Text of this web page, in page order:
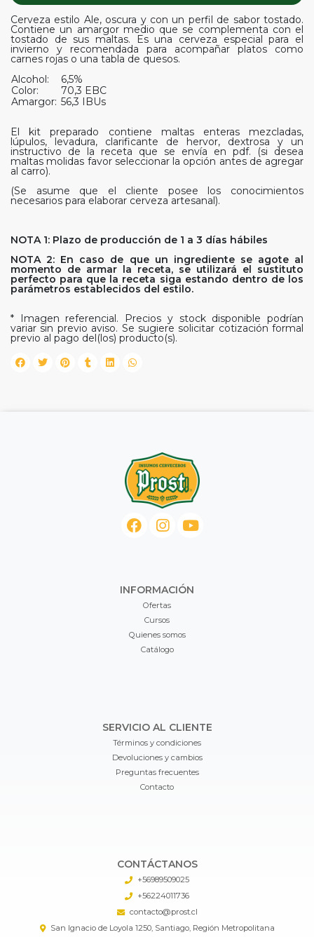
Cerveza estilo Ale, oscura y con un perfil de sabor tostado.
Contiene un amargor medio que se complementa con el
tostado de sus maltas. Es una cerveza especial para el
invierno y recomendada para acompañar platos como
carnes rojas o una tabla de quesos.
Alcohol:
6,5%
Color:
70,3 EBC
Amargor: 56,3 IBUs
El kit preparado contiene maltas enteras mezcladas,
lúpulos, levadura, clarificante de hervor, dextrosa y un
instructivo de la receta que se envía en pdf. (si desea
maltas molidas favor seleccionar la opción antes de agregar
al carro).
(Se asume que el cliente posee los conocimientos
necesarios para elaborar cerveza artesanal).
NOTA 1: Plazo de producción de 1 a 3 días hábiles
NOTA 2: En caso de que un ingrediente se agote al
momento de armar la receta, se utilizará el sustituto
perfecto para que la receta siga estando dentro de los
parámetros establecidos del estilo.
* Imagen referencial. Precios y stock disponible podrían
variar sin previo aviso. Se sugiere solicitar cotización formal
previo al pago del(los) producto(s).
INFORMACIÓN
Ofertas
Cursos
Quienes somos
Catálogo
SERVICIO AL CLIENTE
Términos y condiciones
Devoluciones y cambios
Preguntas frecuentes
Contacto
CONTÁCTANOS
+56989509025
+56224011736
contacto@prost.cl
San Ignacio de Loyola 1250, Santiago, Región Metropolitana